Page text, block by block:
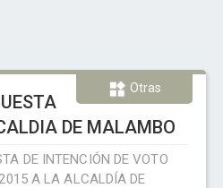
Otras
DE MALAMBO
DE INTENCIÓN DE VOTO
A LA ALCALDÍA DE